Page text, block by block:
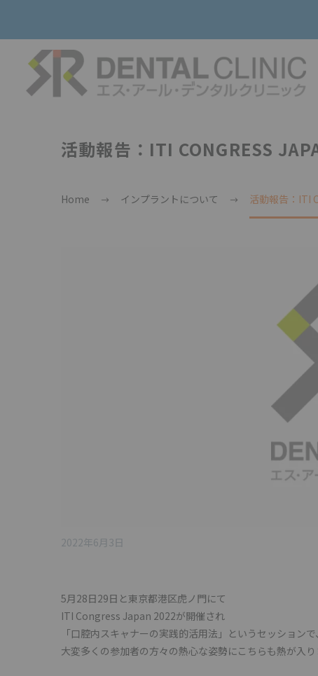
活動報告：ITI CONGRESS
Home インプラントについて 活動報告：ITI
2022年6月3日
5月28日29日と東京都港区虎ノ門にて
ITI Congress Japan 2022が開催され
「口腔内スキャナーの実践的活用法」というセッション
大変多くの参加者の方々の熱心な姿勢にこちらも熱が入り